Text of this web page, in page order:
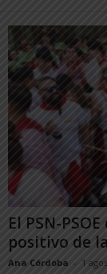
El PSN-
positivo de
Ana Córdoba - 1